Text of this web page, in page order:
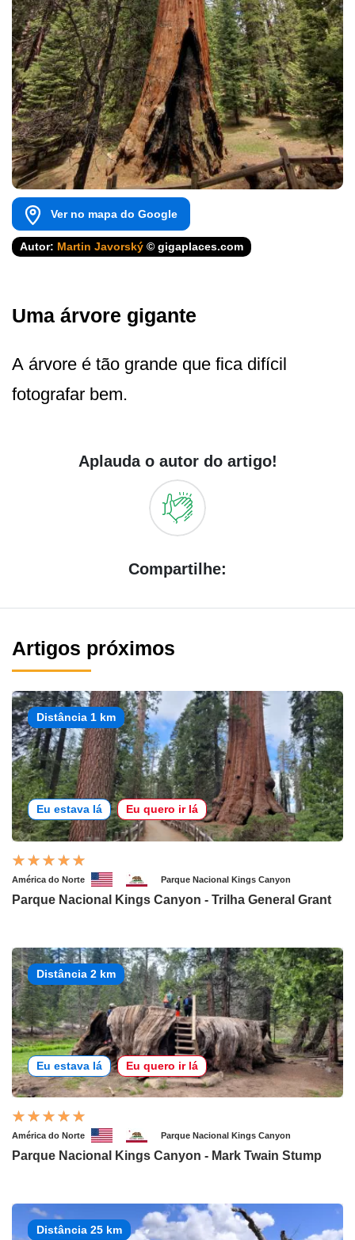
Ver no mapa do Google
Autor: Martin Javorský © gigaplaces.com
Uma árvore gigante
A árvore é tão grande que fica difícil
fotografar bem.
Aplauda o autor do artigo!
Compartilhe:
Artigos próximos
Distância 1 km
Eu estava lá Eu quero ir lá
América do Norte Parque Nacional Kings Canyon
Parque Nacional Kings Canyon - Trilha General Grant
Distância 2 km
Eu estava lá Eu quero ir lá
América do Norte Parque Nacional Kings Canyon
Parque Nacional Kings Canyon - Mark Twain Stump
Distância 25 km